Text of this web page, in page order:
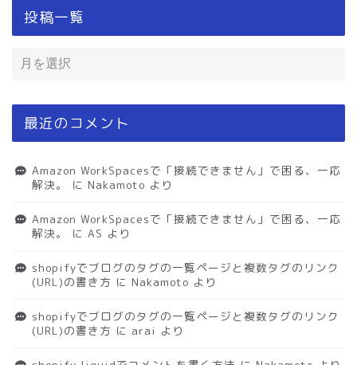
投稿一覧
最近のコメント
Amazon WorkSpacesで「接続できません」で困る、一応
解決。
に Nakamoto より
Amazon WorkSpacesで「接続できません」で困る、一応
解決。
に AS より
shopifyでブログのタグの一覧ページと複数タグのリンク
(URL)の書き方 に Nakamoto より
shopifyでブログのタグの一覧ページと複数タグのリンク
(URL)の書き方 に arai より